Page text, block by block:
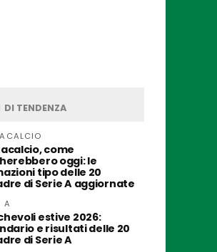
DI TENDENZA
come
oggi: le
tipo delle 20
di Serie A aggiornate
A
estive 2026:
e risultati delle 20
di Serie A